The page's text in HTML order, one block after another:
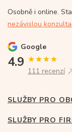
Osobně i online.
nezávislou
Google
4.9
111 recenzí
SLUŽBY PRO
SLUŽBY PRO